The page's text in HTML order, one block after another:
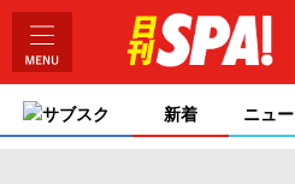
サブスク 新着 ニュ